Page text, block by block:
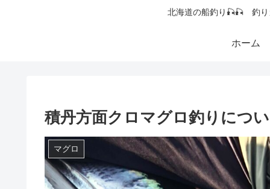
北海道の船釣り🎣🎣 釣
ホーム
積丹方面クロマグロ釣りにつ
マグロ